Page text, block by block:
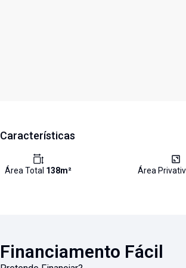
Características
Área Total 138m² Área
Financiamento Fácil